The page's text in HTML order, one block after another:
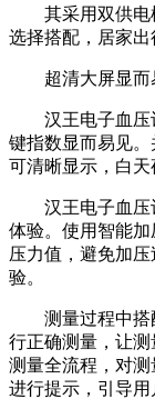
其采用双供电
选择搭配，居家出
超清大屏显而
汉王电子血压
键指数显而易见
可清晰显示，白天
汉王电子血压
体验。使用智能
压力值，避免加
验。
测量过程中搭
行正确测量，让
测量全流程，对
进行提示，引导